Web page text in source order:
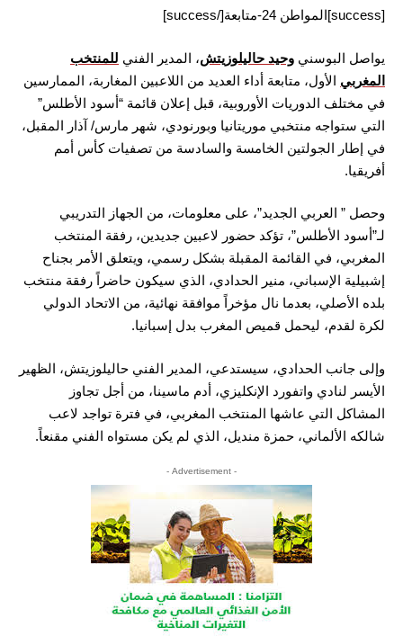
[success]المواطن 24-متابعة[/success]
يواصل البوسني وحيد حاليلوزيتش، المدير الفني للمنتخب
المغربي الأول، متابعة أداء العديد من اللاعبين المغاربة، الممارسين
في مختلف الدوريات الأوروبية، قبل إعلان قائمة “أسود الأطلس”
التي ستواجه منتخبي موريتانيا وبورنودي، شهر مارس/ آذار المقبل،
في إطار الجولتين الخامسة والسادسة من تصفيات كأس أمم
أفريقيا.
وحصل ” العربي الجديد”، على معلومات، من الجهاز التدريبي
لـ”أسود الأطلس”، تؤكد حضور لاعبين جديدين، رفقة المنتخب
المغربي، في القائمة المقبلة بشكل رسمي، ويتعلق الأمر بجناح
إشبيلية الإسباني، منير الحدادي، الذي سيكون حاضراً رفقة منتخب
بلده الأصلي، بعدما نال مؤخراً موافقة نهائية، من الاتحاد الدولي
لكرة لقدم، ليحمل قميص المغرب بدل إسبانيا.
وإلى جانب الحدادي، سيستدعي، المدير الفني حاليلوزيتش، الظهير
الأيسر لنادي واتفورد الإنكليزي، أدم ماسينا، من أجل تجاوز
المشاكل التي عاشها المنتخب المغربي، في فترة تواجد لاعب
شالكه الألماني، حمزة منديل، الذي لم يكن مستواه الفني مقنعاً.
- Advertisement -